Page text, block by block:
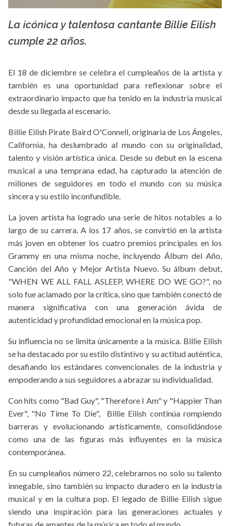
La icónica y talentosa cantante Billie Eilish
cumple 22 años.
El 18 de diciembre se celebra el cumpleaños de la artista y
también es una oportunidad para reflexionar sobre el
extraordinario impacto que ha tenido en la industria musical
desde su llegada al escenario.
Billie Eilish Pirate Baird O'Connell, originaria de Los Ángeles,
California, ha deslumbrado al mundo con su originalidad,
talento y visión artística única. Desde su debut en la escena
musical a una temprana edad, ha capturado la atención de
millones de seguidores en todo el mundo con su música
sincera y su estilo inconfundible.
La joven artista ha logrado una serie de hitos notables a lo
largo de su carrera. A los 17 años, se convirtió en la artista
más joven en obtener los cuatro premios principales en los
Grammy en una misma noche, incluyendo Álbum del Año,
Canción del Año y Mejor Artista Nuevo. Su álbum debut,
"WHEN WE ALL FALL ASLEEP, WHERE DO WE GO?", no
solo fue aclamado por la crítica, sino que también conectó de
manera significativa con una generación ávida de
autenticidad y profundidad emocional en la música pop.
Su influencia no se limita únicamente a la música. Billie Eilish
se ha destacado por su estilo distintivo y su actitud auténtica,
desafiando los estándares convencionales de la industria y
empoderando a sus seguidores a abrazar su individualidad.
Con hits como "Bad Guy", "Therefore I Am" y "Happier Than
Ever", "No Time To Die", Billie Eilish continúa rompiendo
barreras y evolucionando artísticamente, consolidándose
como una de las figuras más influyentes en la música
contemporánea.
En su cumpleaños número 22, celebramos no solo su talento
innegable, sino también su impacto duradero en la industria
musical y en la cultura pop. El legado de Billie Eilish sigue
siendo una inspiración para las generaciones actuales y